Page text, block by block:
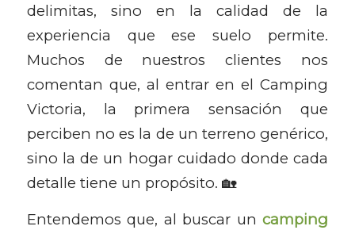
delimitas, sino en la calidad de la
experiencia que ese suelo permite.
Muchos de nuestros clientes nos
comentan que, al entrar en el Camping
Victoria, la primera sensación que
perciben no es la de un terreno genérico,
sino la de un hogar cuidado donde cada
detalle tiene un propósito. 🏡
Entendemos que, al buscar uncamping